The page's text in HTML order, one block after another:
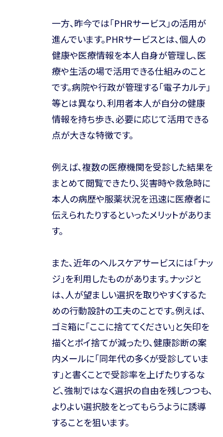
一方、昨今では「PHRサービス」の活用が
進んでいます。PHRサービスとは、個人の
健康や医療情報を本人自身が管理し、医
療や生活の場で活用できる仕組みのこと
です。病院や行政が管理する「電子カルテ」
等とは異なり、利用者本人が自分の健康
情報を持ち歩き、必要に応じて活用できる
点が大きな特徴です。
例えば、複数の医療機関を受診した結果を
まとめて閲覧できたり、災害時や救急時に
本人の病歴や服薬状況を迅速に医療者に
伝えられたりするといったメリットがありま
す。
また、近年のヘルスケアサービスには「ナッ
ジ」を利用したものがあります。ナッジと
は、人が望ましい選択を取りやすくするた
めの行動設計の工夫のことです。例えば、
ゴミ箱に「ここに捨ててください」と矢印を
描くとポイ捨てが減ったり、健康診断の案
内メールに「同年代の多くが受診していま
す」と書くことで受診率を上げたりするな
ど、強制ではなく選択の自由を残しつつも、
よりよい選択肢をとってもらうように誘導
することを狙います。